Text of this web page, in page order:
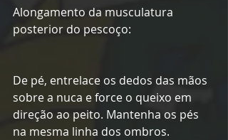
Alongamento da musculatura
posterior do pescoço:
De pé, entrelace os dedos das mãos
sobre a nuca e force o queixo em
direção ao peito. Mantenha os pés
na mesma linha dos ombros.